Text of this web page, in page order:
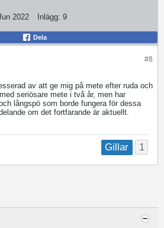
2022 Inlägg: 9
Dela
#8
av att ge mig på mete efter ruda och
seriösare mete i två år, men har
långspö som borde fungera för dessa
om det fortfarande är aktuellt.
Gillar 1